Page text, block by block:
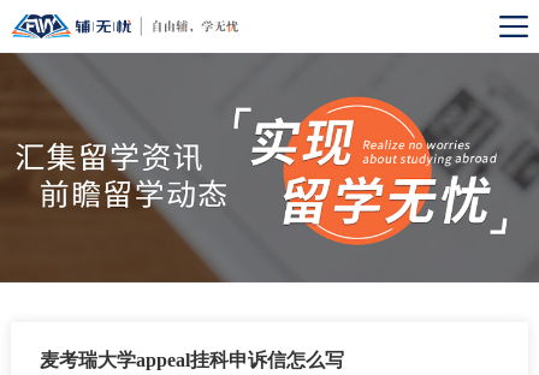
麦考瑞大学appeal挂科申诉信怎么写